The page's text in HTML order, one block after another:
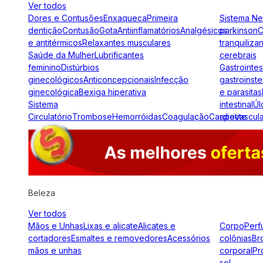
Ver todos
Dores e ContusõesEnxaquecaPrimeira
dentiçãoContusãoGotaAntiinflamatóriosAnalgésicos
e antitérmicosRelaxantes musculares
Saúde da MulherLubrificantes
femininoDistúrbios
ginecológicosAnticoncepcionaisInfecção
ginecológicaBexiga hiperativa
Sistema
CirculatórioTromboseHemorróidasCoagulação
Sistema
parkinson
cerebrais
e parasitas
intestinal
apetite
Beleza
Ver todos
Mãos e UnhasLixas e alicateAlicates e
cortadoresEsmaltes e removedoresAcessórios
mãos e unhas
Corpo
colônias
corporal